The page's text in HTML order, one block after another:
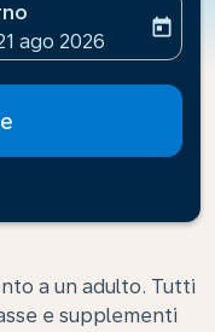
labelreturn-date-
ago 2026
today
a un adulto. Tutti
e supplementi